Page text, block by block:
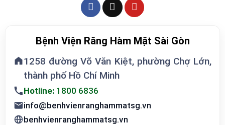
Bệnh Viện Răng Hàm Mặt Sài Gòn
1258 đường Võ Văn Kiệt, phường Chợ Lớn,
thành phố Hồ Chí Minh
Hotline: 1800 6836
info@benhvienranghammatsg.vn
benhvienranghammatsg.vn